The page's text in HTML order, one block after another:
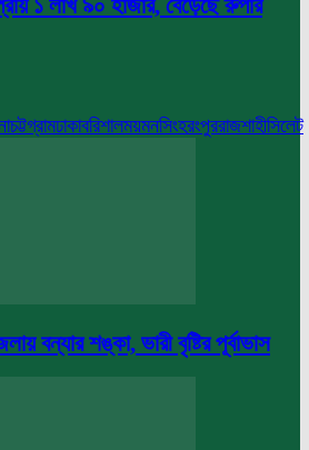
১ লাখ ৯০ হাজার, বেড়েছে রুপার
চট্টগ্রামঢাকাবরিশালময়মনসিংহরংপুররাজশাহীসিলেট
বন্যার শঙ্কা, ভারী বৃষ্টির পূর্বাভাস